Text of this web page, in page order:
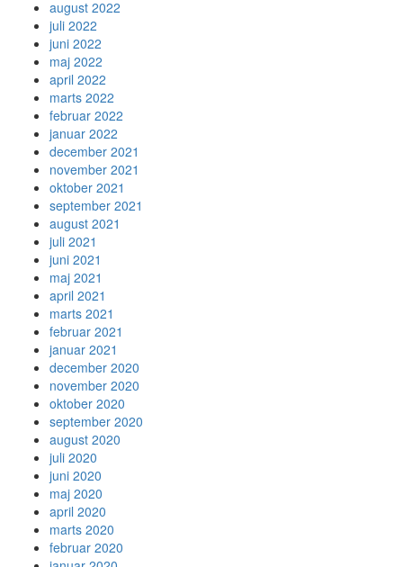
august 2022
juli 2022
juni 2022
maj 2022
april 2022
marts 2022
februar 2022
januar 2022
december 2021
november 2021
oktober 2021
september 2021
august 2021
juli 2021
juni 2021
maj 2021
april 2021
marts 2021
februar 2021
januar 2021
december 2020
november 2020
oktober 2020
september 2020
august 2020
juli 2020
juni 2020
maj 2020
april 2020
marts 2020
februar 2020